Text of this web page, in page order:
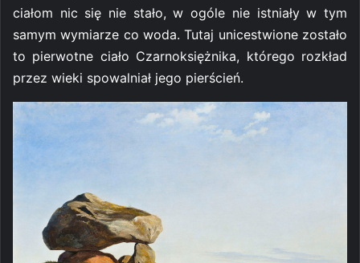
ciałom nic się nie stało, w ogóle nie istniały w tym
samym wymiarze co woda. Tutaj unicestwione zostało
to pierwotne ciało Czarnoksiężnika, którego rozkład
przez wieki spowalniał jego pierścień.